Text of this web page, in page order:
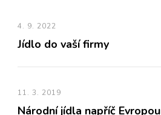
4. 9. 2022
Jídlo do vaší firmy
11. 3. 2019
Národní jídla napříč Evropou